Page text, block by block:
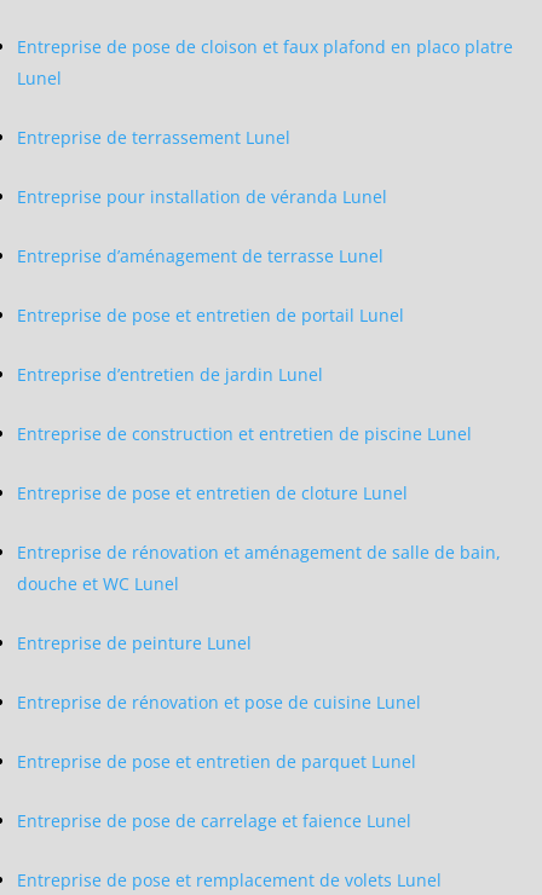
Entreprise de pose de cloison et faux plafond en placo platre
Lunel
Entreprise de terrassement Lunel
Entreprise pour installation de véranda Lunel
Entreprise d’aménagement de terrasse Lunel
Entreprise de pose et entretien de portail Lunel
Entreprise d’entretien de jardin Lunel
Entreprise de construction et entretien de piscine Lunel
Entreprise de pose et entretien de cloture Lunel
Entreprise de rénovation et aménagement de salle de bain,
douche et WC Lunel
Entreprise de peinture Lunel
Entreprise de rénovation et pose de cuisine Lunel
Entreprise de pose et entretien de parquet Lunel
Entreprise de pose de carrelage et faience Lunel
Entreprise de pose et remplacement de volets Lunel